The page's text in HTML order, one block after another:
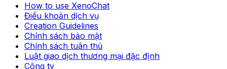
How to use XenoChat
Điều khoản dịch vụ
Creation Guidelines
Chính sách bảo mật
Chính sách tuân thủ
Luật giao dịch thương mại đặc định
Công ty